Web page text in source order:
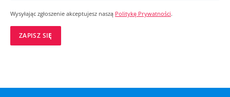
Wysyłając zgłoszenie akceptujesz naszą Politykę Prywatności.